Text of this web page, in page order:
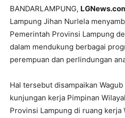
BANDARLAMPUNG,
Lampung Jihan Nurlela
Pemerintah Provinsi Lampung
dalam mendukung berbagai
perempuan dan perlindungan
Hal tersebut disampaikan
kunjungan kerja Pimpinan
Provinsi Lampung di ruang kerja